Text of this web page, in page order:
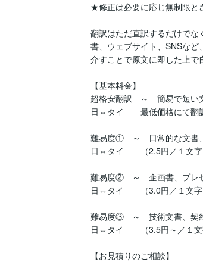
★修正は必要に応じ無制限と
翻訳はただ直訳するだけで
書、ウェブサイト、SNSな
介すことで原文に即した上で
【基本料金】
超格安翻訳　～　簡易で短い
日⇔タイ　　最低価格にて翻
難易度①　～　日常的な文書
日⇔タイ　　（2.5円／１文字
難易度②　～　企画書、プレ
日⇔タイ　　（3.0円／１文字
難易度③　～　技術文書、契
日⇔タイ　　（3.5円～／１文
【お見積りのご相談】